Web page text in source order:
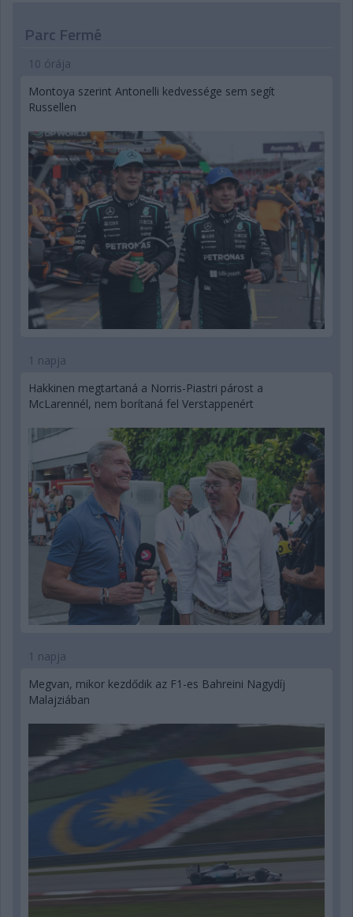
Parc Fermé
10 órája
Montoya szerint Antonelli kedvessége sem segít
Russellen
1 napja
Hakkinen megtartaná a Norris-Piastri párost a
McLarennél, nem borítaná fel Verstappenért
1 napja
Megvan, mikor kezdődik az F1-es Bahreini Nagydíj
Malajziában